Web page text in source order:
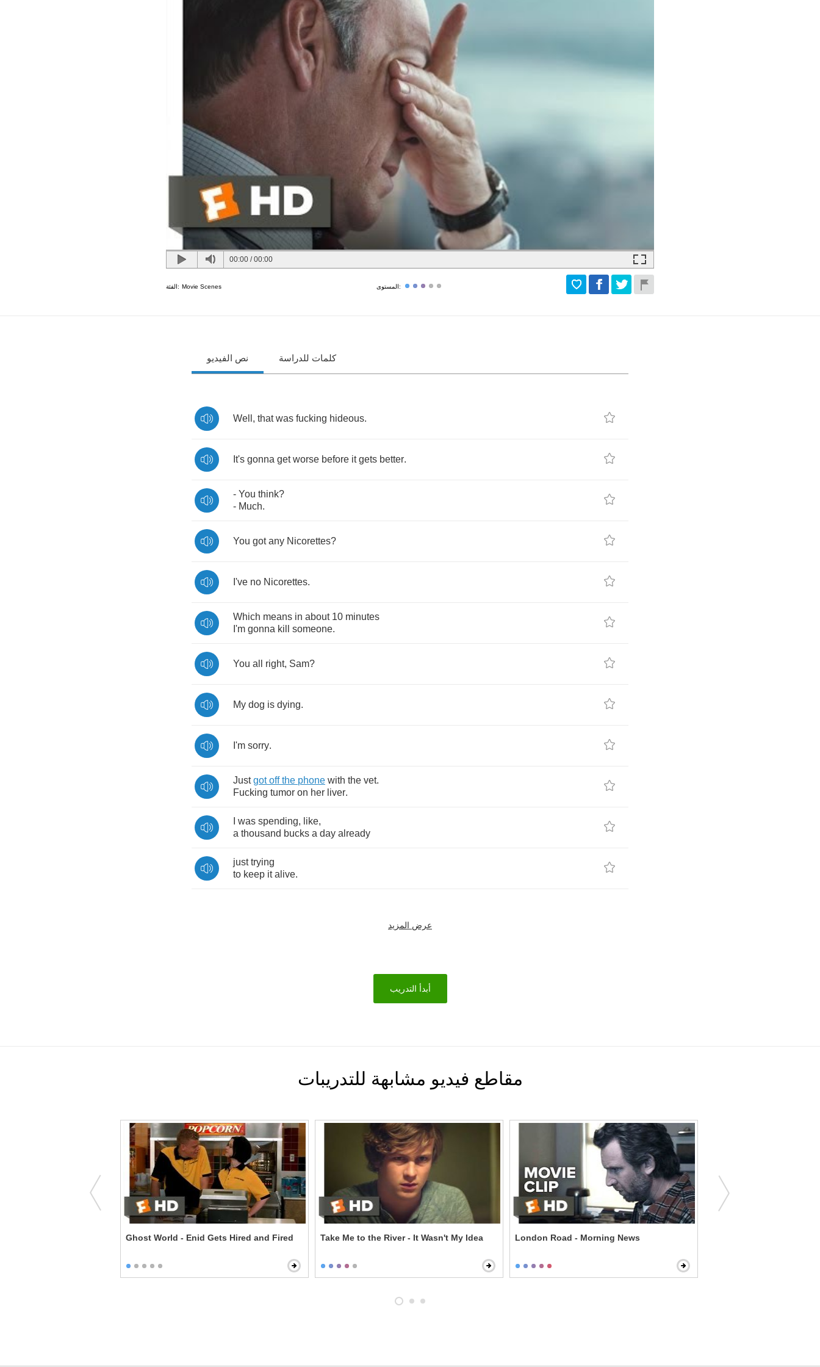
00:00 /00:00
الفئة: Movie Scenes المستوى:
نص الفيديو كلمات للدراسة
Well , that was fucking hideous.
It's gonna get worse before it gets better.
- You think?
- Much.
You got any Nicorettes?
I've no Nicorettes.
Which means in about10 minutes
I'm gonna kill someone.
You all right, Sam?
My dog is dying.
I'm sorry.
Just got off the phone with the vet.
Fucking tumor on her liver.
was spending, like,
a thousand bucks a day already
just trying
to keep it alive.
عرض المزيد
أبدأ التدريب
مقاطع فيديو مشابهة للتدريبات
Ghost World - Enid Gets Hired and Fired Take Me to the River - It Wasn't My Idea London Road - Morning News